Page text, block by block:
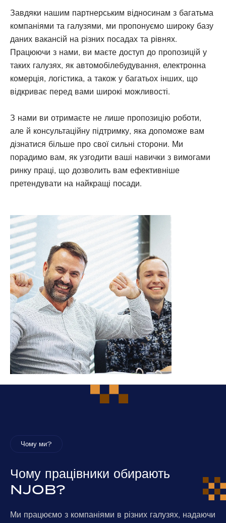
Завдяки нашим партнерським відносинам з багатьма
компаніями та галузями, ми пропонуємо широку базу
даних вакансій на різних посадах та рівнях.
Працюючи з нами, ви маєте доступ до пропозицій у
таких галузях, як автомобілебудування, електронна
комерція, логістика, а також у багатьох інших, що
відкриває перед вами широкі можливості.
З нами ви отримаєте не лише пропозицію роботи,
але й консультаційну підтримку, яка допоможе вам
дізнатися більше про свої сильні сторони. Ми
порадимо вам, як узгодити ваші навички з вимогами
ринку праці, що дозволить вам ефективніше
претендувати на найкращі посади.
Чому ми?
Чому працівники обирають
NJOB?
Ми працюємо з компаніями в різних галузях, надаючи